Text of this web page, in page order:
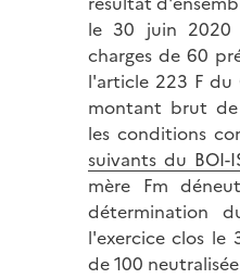
le 30 juin
charges de 60
l'article 223 F du
montant brut de
les conditions
suivants du BOI-
mère Fm
détermination
l'exercice clos le
de 100